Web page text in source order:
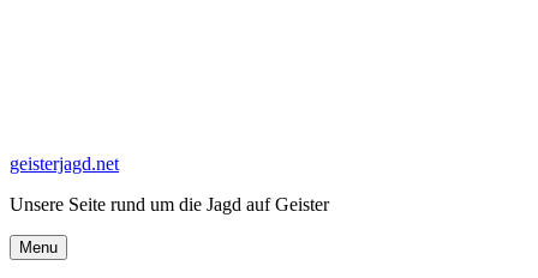
geisterjagd.net
Unsere Seite rund um die Jagd auf Geister
Menu